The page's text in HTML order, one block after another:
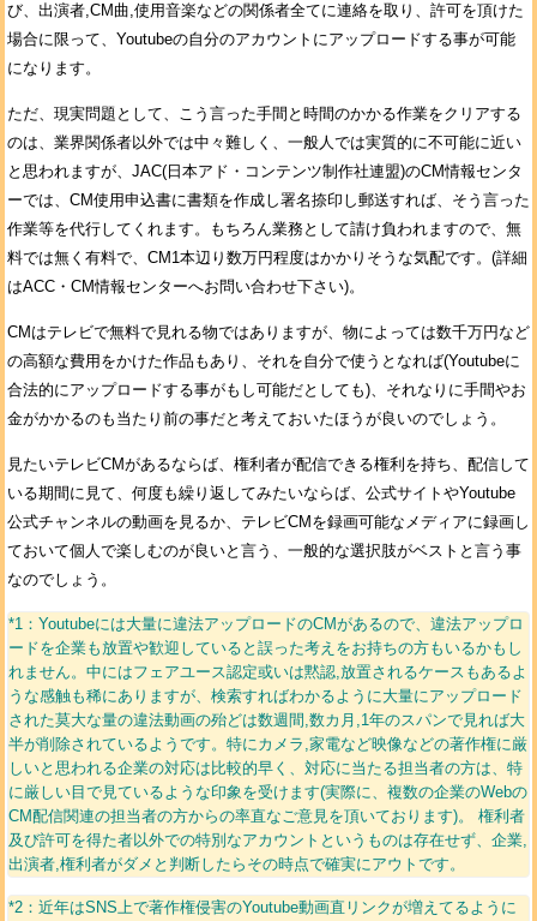
び、出演者,CM曲,使用音楽などの関係者全てに連絡を取り、許可を頂けた
場合に限って、Youtubeの自分のアカウントにアップロードする事が可能
になります。
ただ、現実問題として、こう言った手間と時間のかかる作業をクリアする
のは、業界関係者以外では中々難しく、一般人では実質的に不可能に近い
と思われますが、JAC(日本アド・コンテンツ制作社連盟)のCM情報センタ
ーでは、CM使用申込書に書類を作成し署名捺印し郵送すれば、そう言った
作業等を代行してくれます。もちろん業務として請け負われますので、無
料では無く有料で、CM1本辺り数万円程度はかかりそうな気配です。(詳細
はACC・CM情報センターへお問い合わせ下さい)。
CMはテレビで無料で見れる物ではありますが、物によっては数千万円など
の高額な費用をかけた作品もあり、それを自分で使うとなれば(Youtubeに
合法的にアップロードする事がもし可能だとしても)、それなりに手間やお
金がかかるのも当たり前の事だと考えておいたほうが良いのでしょう。
見たいテレビCMがあるならば、権利者が配信できる権利を持ち、配信して
いる期間に見て、何度も繰り返してみたいならば、公式サイトやYoutube
公式チャンネルの動画を見るか、テレビCMを録画可能なメディアに録画し
ておいて個人で楽しむのが良いと言う、一般的な選択肢がベストと言う事
なのでしょう。
*1：Youtubeには大量に違法アップロードのCMがあるので、違法アップロ
ードを企業も放置や歓迎していると誤った考えをお持ちの方もいるかもし
れません。中にはフェアユース認定或いは黙認,放置されるケースもあるよ
うな感触も稀にありますが、検索すればわかるように大量にアップロード
された莫大な量の違法動画の殆どは数週間,数カ月,1年のスパンで見れば大
半が削除されているようです。特にカメラ,家電など映像などの著作権に厳
しいと思われる企業の対応は比較的早く、対応に当たる担当者の方は、特
に厳しい目で見ているような印象を受けます(実際に、複数の企業のWebの
CM配信関連の担当者の方からの率直なご意見を頂いております)。 権利者
及び許可を得た者以外での特別なアカウントというものは存在せず、企業,
出演者,権利者がダメと判断したらその時点で確実にアウトです。
*2：近年はSNS上で著作権侵害のYoutube動画直リンクが増えてるように